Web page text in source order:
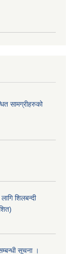
सामग्रीहरुको
शिलबन्दी
सूचना ।